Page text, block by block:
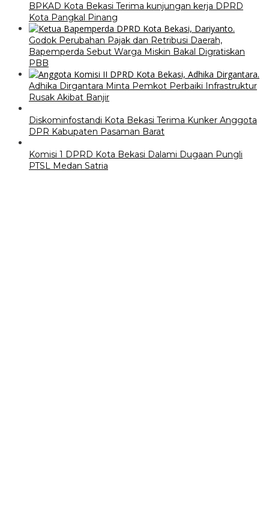
BPKAD Kota Bekasi Terima kunjungan kerja DPRD
Kota Pangkal Pinang
Godok Perubahan Pajak dan Retribusi Daerah,
Bapemperda Sebut Warga Miskin Bakal Digratiskan
PBB
Adhika Dirgantara Minta Pemkot Perbaiki Infrastruktur
Rusak Akibat Banjir
Diskominfostandi Kota Bekasi Terima Kunker Anggota
DPR Kabupaten Pasaman Barat
Komisi 1 DPRD Kota Bekasi Dalami Dugaan Pungli
PTSL Medan Satria